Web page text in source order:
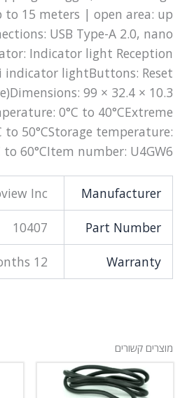
to 15 meters | open area: up
USB Type-A 2.0, nano
Indicator light Reception
lightButtons: Reset
99 × 32.4 × 10.3
0°C to 40°CExtreme
to 50°CStorage temperature:
to 60°CItem number: U4GW6
Manufacturer
Inc.
Part Number
10407
Warranty
12 months
מוצרים קשורים